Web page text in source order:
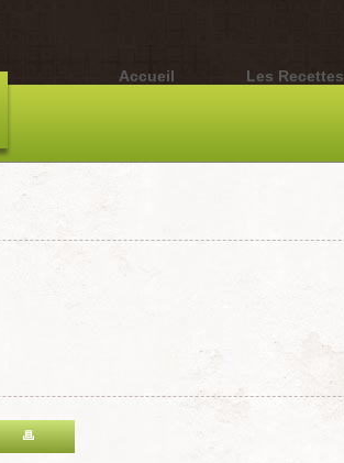
Accueil Les Recettes